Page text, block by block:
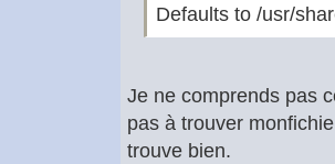
Defaults to /usr/
Je ne comprends pas
pas à trouver
trouve bien.